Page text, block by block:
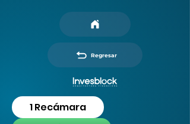
Regresar
1 Recámara